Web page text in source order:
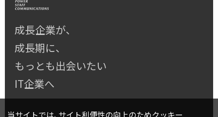
成長企業が、
成長期に、
もっとも出会いたい
IT企業へ
当サイトでは、サイト利便性の向上のためクッキー